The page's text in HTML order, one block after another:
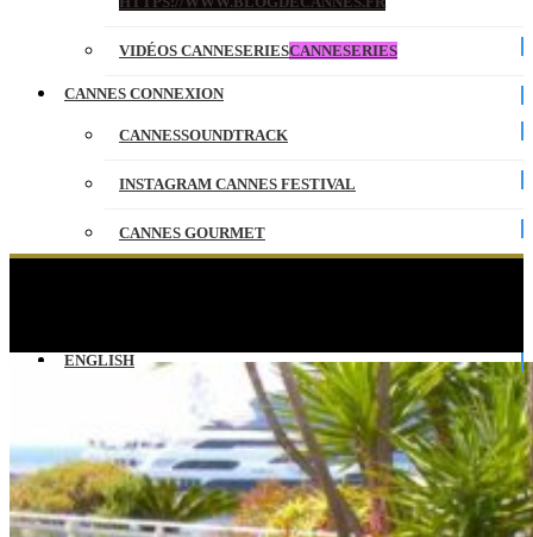
VIDÉOS CANNESERIESCANNESERIES
CANNES CONNEXION
CANNESSOUNDTRACK
INSTAGRAM CANNES FESTIVAL
CANNES GOURMET
ENGLISH